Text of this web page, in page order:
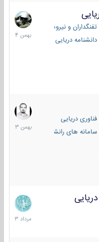
و نیروهای ویژه‌ی دریایی
دریایی
22
بهمن
1404
دریایی
های رانشی دریایی
6
بهمن
1403
2
مرداد
1403